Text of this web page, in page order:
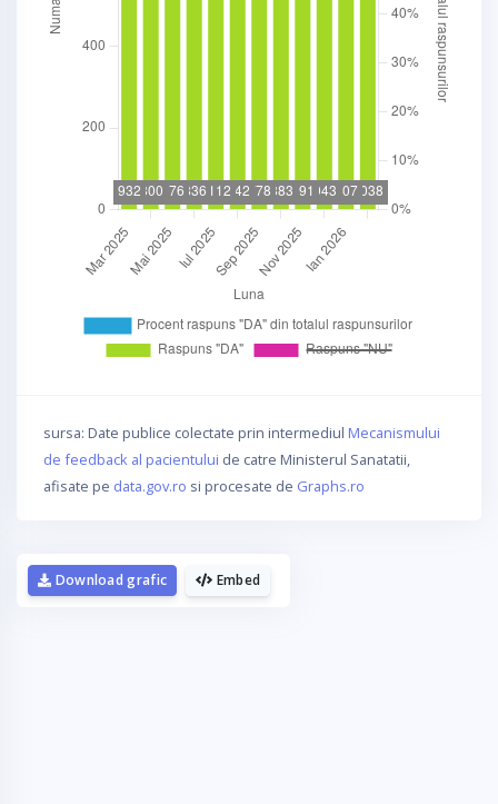
sursa: Date publice colectate prin intermediul Mecanismului
de feedback al pacientului de catre Ministerul Sanatatii,
afisate pe data.gov.ro si procesate de Graphs.ro
Embed
Download grafic